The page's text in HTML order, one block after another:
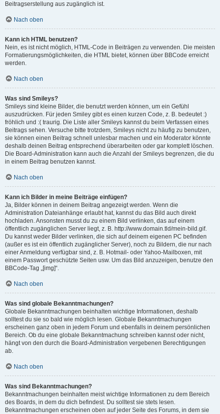
Beitragserstellung aus zugänglich ist.
Nach oben
Kann ich HTML benutzen?
Nein, es ist nicht möglich, HTML-Code in Beiträgen zu verwenden. Die meisten
Formatierungsmöglichkeiten, die HTML bietet, können über BBCode erreicht
werden.
Nach oben
Was sind Smileys?
Smileys sind kleine Bilder, die benutzt werden können, um ein Gefühl
auszudrücken. Für jeden Smiley gibt es einen kurzen Code, z. B. bedeutet :)
fröhlich und :( traurig. Die Liste aller Smileys kannst du beim Verfassen eines
Beitrags sehen. Versuche bitte trotzdem, Smileys nicht zu häufig zu benutzen,
sie können einen Beitrag schnell unlesbar machen und ein Moderator könnte
deshalb deinen Beitrag entsprechend überarbeiten oder gar komplett löschen.
Die Board-Administration kann auch die Anzahl der Smileys begrenzen, die du
in einem Beitrag benutzen kannst.
Nach oben
Kann ich Bilder in meine Beiträge einfügen?
Ja, Bilder können in deinem Beitrag angezeigt werden. Wenn die
Administration Dateianhänge erlaubt hat, kannst du das Bild auch direkt
hochladen. Ansonsten musst du zu einem Bild verlinken, das auf einem
öffentlich zugänglichen Server liegt, z. B. http://www.domain.tld/mein-bild.gif.
Du kannst weder Bilder verlinken, die sich auf deinem eigenen PC befinden
(außer es ist ein öffentlich zugänglicher Server), noch zu Bildern, die nur nach
einer Anmeldung verfügbar sind, z. B. Hotmail- oder Yahoo-Mailboxen, mit
einem Passwort geschützte Seiten usw. Um das Bild anzuzeigen, benutze den
BBCode-Tag „[img]“.
Nach oben
Was sind globale Bekanntmachungen?
Globale Bekanntmachungen beinhalten wichtige Informationen, deshalb
solltest du sie so bald wie möglich lesen. Globale Bekanntmachungen
erscheinen ganz oben in jedem Forum und ebenfalls in deinem persönlichen
Bereich. Ob du eine globale Bekanntmachung schreiben kannst oder nicht,
hängt von den durch die Board-Administration vergebenen Berechtigungen
ab.
Nach oben
Was sind Bekanntmachungen?
Bekanntmachungen beinhalten meist wichtige Informationen zu dem Bereich
des Boards, in dem du dich befindest. Du solltest sie stets lesen.
Bekanntmachungen erscheinen oben auf jeder Seite des Forums, in dem sie